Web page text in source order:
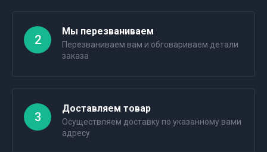
2
Мы перезваниваем
Перезваниваем вам и обговариваем детали
заказа
3
Доставляем товар
Осуществляем доставку по указанному вами
адресу